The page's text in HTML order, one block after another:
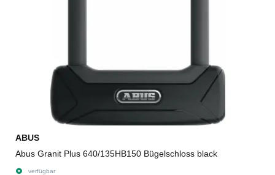
ABUS
Abus Granit Plus 640/135HB150 Bügelschloss black
verfügbar